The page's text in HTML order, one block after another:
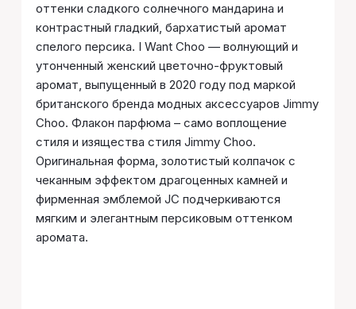
оттенки сладкого солнечного мандарина и
контрастный гладкий, бархатистый аромат
спелого персика. I Want Choo — волнующий и
утонченный женский цветочно-фруктовый
аромат, выпущенный в 2020 году под маркой
британского бренда модных аксессуаров Jimmy
Choo. Флакон парфюма – само воплощение
стиля и изящества стиля Jimmy Choo.
Оригинальная форма, золотистый колпачок с
чеканным эффектом драгоценных камней и
фирменная эмблемой JC подчеркиваются
мягким и элегантным персиковым оттенком
аромата.